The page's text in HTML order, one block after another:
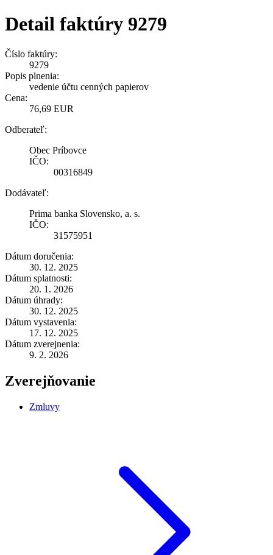
Detail faktúry 9279
Číslo faktúry:
9279
Popis plnenia:
vedenie účtu cenných papierov
Cena:
76,69 EUR
Odberateľ:
Obec Príbovce
IČO:
00316849
Dodávateľ:
Prima banka Slovensko, a. s.
IČO:
31575951
Dátum doručenia:
30. 12. 2025
Dátum splatnosti:
20. 1. 2026
Dátum úhrady:
30. 12. 2025
Dátum vystavenia:
17. 12. 2025
Dátum zverejnenia:
9. 2. 2026
Zverejňovanie
Zmluvy